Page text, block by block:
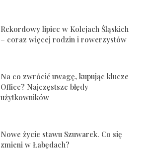
Rekordowy lipiec w Kolejach Śląskich
– coraz więcej rodzin i rowerzystów
Na co zwrócić uwagę, kupując klucze
Office? Najczęstsze błędy
użytkowników
Nowe życie stawu Szuwarek. Co się
zmieni w Łabędach?